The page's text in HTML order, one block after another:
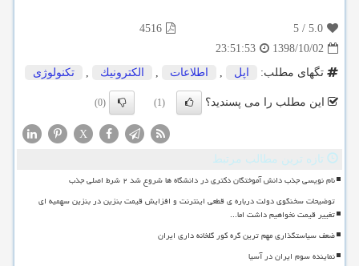
5.0
/
5
4516
1398/10/02
23:51:53
تگهای مطلب:
اپل , اطلاعات , الكترونیك , تكنولوژی
این مطلب را می پسندید؟ (1)
(0)
X
تازه ترین مطالب مرتبط
نام نویسی جذب دانش آموختگان دکتری در دانشگاه ها شروع شد ۲ شرط اصلی جذب
توضیحات سخنگوی دولت درباره ی قطعی اینترنت و افزایش قیمت بنزین در بنزین سهمیه ای
تغییر قیمت نخواهیم داشت اما...
ضعف سیاستگذاری مهم ترین گره کور گلخانه داری ایران
نماینده سوم ایران در آسیا